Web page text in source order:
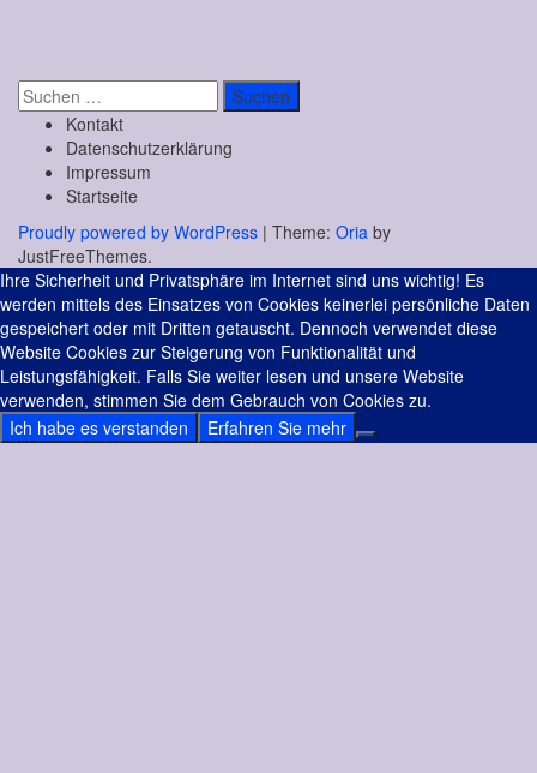
Suchen
nach: Kontakt
Datenschutzerklärung
Impressum
Startseite
Proudly powered by WordPress | Theme: Oria by
JustFreeThemes.
Ihre Sicherheit und Privatsphäre im Internet sind uns wichtig! Es
werden mittels des Einsatzes von Cookies keinerlei persönliche Daten
gespeichert oder mit Dritten getauscht. Dennoch verwendet diese
Website Cookies zur Steigerung von Funktionalität und
Leistungsfähigkeit. Falls Sie weiter lesen und unsere Website
verwenden, stimmen Sie dem Gebrauch von Cookies zu.
Ich habe es verstanden
Erfahren Sie mehr